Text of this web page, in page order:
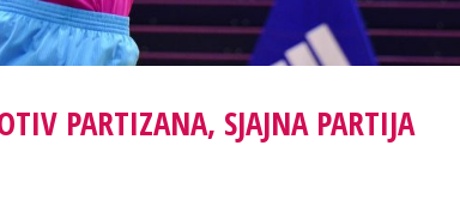
PARTIZANA, SJAJNA PARTIJA